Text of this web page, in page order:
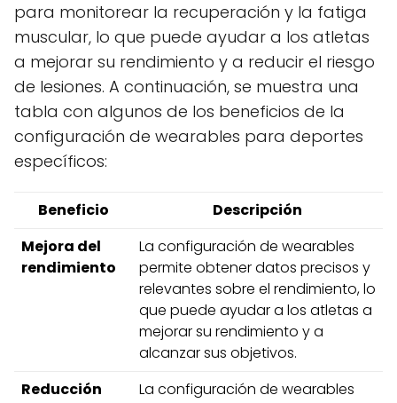
para monitorear la recuperación y la fatiga
muscular, lo que puede ayudar a los atletas
a mejorar su rendimiento y a reducir el riesgo
de lesiones. A continuación, se muestra una
tabla con algunos de los beneficios de la
configuración de wearables para deportes
específicos:
Beneficio
Descripción
Mejora del
rendimiento
La configuración de wearables
permite obtener datos precisos y
relevantes sobre el rendimiento, lo
que puede ayudar a los atletas a
mejorar su rendimiento y a
alcanzar sus objetivos.
Reducción
La configuración de wearables